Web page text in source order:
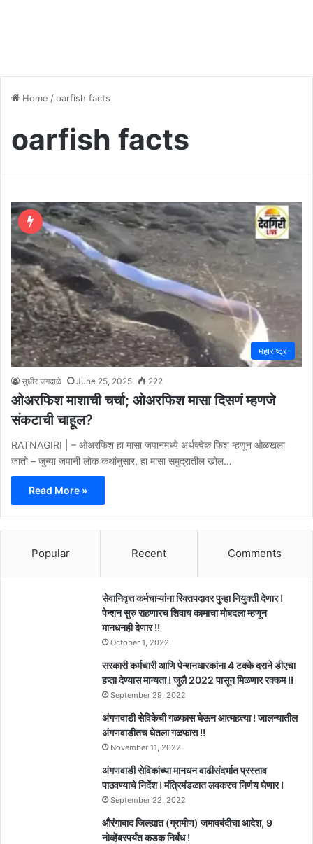
Home /oarfish facts
oarfish facts
महाराष्ट्र
सुधीर जगदाळे June 25, 2025 222
ओअरफिश माशाची चर्चा; ओअरफिश मासा दिसणं म्हणजे
संकटाची चाहूल?
RATNAGIRI | – ओअरफिश हा मासा जपानमध्ये अर्थक्वेक फिश म्हणून ओळखला
जातो – जुन्या जपानी लोक कथांनुसार, हा मासा समुद्रातील खोल…
Read More »
Popular Recent Comments
सेवानिवृत्त कर्मचाऱ्यांना रिक्तपदावर पुन्हा नियुक्ती देणार !
पेन्शन सुरु राहणारच शिवाय कामाचा मोबदला म्हणून
मानधनही देणार !!
October 1, 2022
सरकारी कर्मचारी आणि पेन्शनधारकांना 4 टक्के दराने डीएचा
हप्ता देण्यास मान्यता ! जुलै 2022 पासून मिळणार रक्कम !!
September 29, 2022
अंगणवाडी सेविकेची गळफास घेऊन आत्महत्या ! जालन्यातील
अंगणवाडीतच घेतला गळफास !!
November 11, 2022
अंगणवाडी सेविकांच्या मानधन वाढीसंदर्भात प्रस्ताव
पाठवण्याचे निर्देश ! मंत्रिमंडळात लवकरच निर्णय घेणार !
September 22, 2022
औरंगाबाद जिल्ह्यात (ग्रामीण) जमावबंदीचा आदेश, 9
नोव्हेंबरपर्यंत कडक निर्बंध !